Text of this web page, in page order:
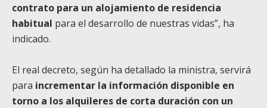
contrato para un alojamiento de residencia
habitual para el desarrollo de nuestras vidas”, ha
indicado.
El real decreto, según ha detallado la ministra, servirá
para incrementar la información disponible en
torno a los alquileres de corta duración con un